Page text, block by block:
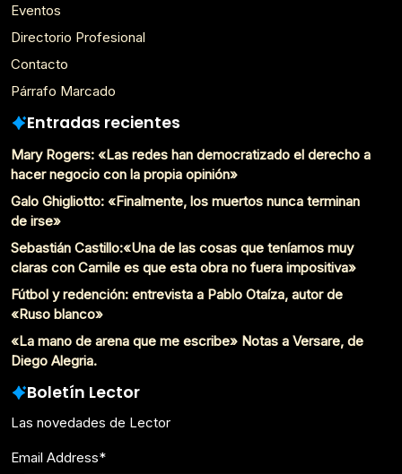
Eventos
Directorio Profesional
Contacto
Párrafo Marcado
Entradas recientes
Mary Rogers: «Las redes han democratizado el derecho a
hacer negocio con la propia opinión»
Galo Ghigliotto: «Finalmente, los muertos nunca terminan
de irse»
Sebastián Castillo:«Una de las cosas que teníamos muy
claras con Camile es que esta obra no fuera impositiva»
Fútbol y redención: entrevista a Pablo Otaíza, autor de
«Ruso blanco»
«La mano de arena que me escribe» Notas a Versare, de
Diego Alegria.
Boletín Lector
Las novedades de Lector
Email Address*